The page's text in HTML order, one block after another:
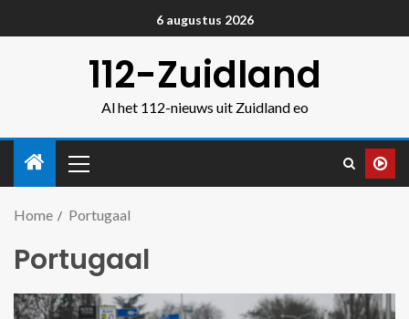
6 augustus 2026
112-Zuidland
Al het 112-nieuws uit Zuidland eo
Home Portugaal
Portugaal